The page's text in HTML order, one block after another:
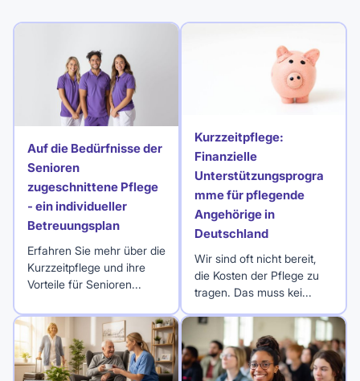
Auf die Bedürfnisse der
Senioren
zugeschnittene Pflege
- ein individueller
Betreuungsplan
Erfahren Sie mehr über die
Kurzzeitpflege und ihre
Vorteile für Senioren...
Kurzzeitpflege:
Finanzielle
Unterstützungsprogra
mme für pflegende
Angehörige in
Deutschland
Wir sind oft nicht bereit,
die Kosten der Pflege zu
tragen. Das muss kei...